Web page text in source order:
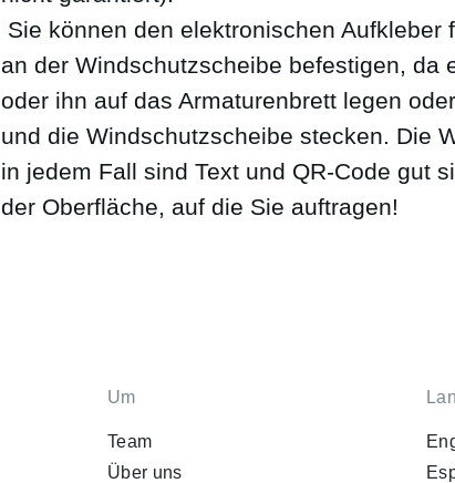
Sie können den elektronischen Aufkleber
an der Windschutzscheibe befestigen, da
oder ihn auf das Armaturenbrett legen
und die Windschutzscheibe stecken. Die
in jedem Fall sind Text und QR-Code gut
der Oberfläche, auf die Sie auftragen!
Um
Team
Über uns